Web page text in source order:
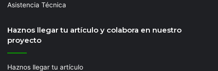
Asistencia Técnica
Haznos llegar tu artículo y colabora en nuestro
proyecto
Haznos llegar tu artículo